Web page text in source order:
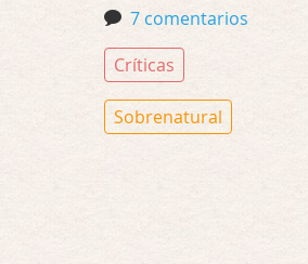
7 comentarios
Críticas
Sobrenatural